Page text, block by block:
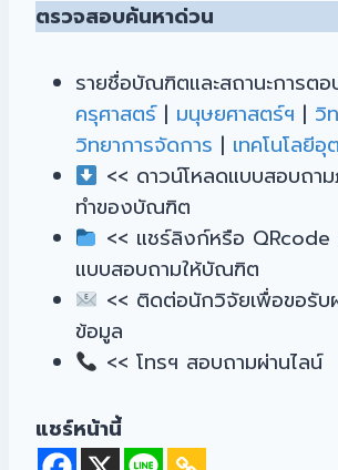
ตรวจสอบค้นหาด่วน
รายชื่อบัณฑิตและสถานะการต
ครุศาสตร์| มนุษยศาสตร์ฯ | วิ
วิทยาการจัดการ | เทคโนโลยีอุ
<< ดาวน์โหลดแบบสอบถาม
ทำของบัณฑิต
<< แชร์ลิงก์หรือ QRcode
แบบสอบถามให้บัณฑิต
<< ติดต่อนักวิจัยเพื่อขอรับ
ข้อมูล
<< โทรฯ สอบถามผ่านไลน์
แชร์หน้านี้